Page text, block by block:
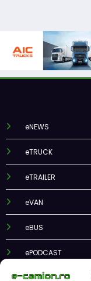
eNEWS
eTRUCK
eTRAILER
eVAN
eBUS
ePODCAST